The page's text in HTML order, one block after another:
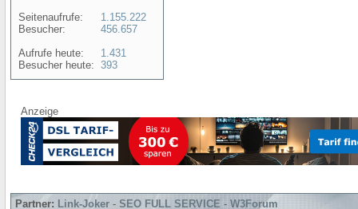
Seitenaufrufe:
Besucher:
Aufrufe heute:
Besucher heute:
1.155.222
456.657
1.431
393
Anzeige
Partner: Link-Joker - SEO FULL SERVICE - W3Forum